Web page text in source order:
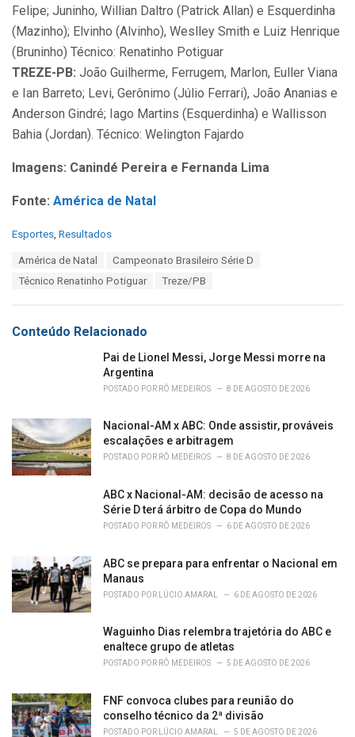
Felipe; Juninho, Willian Daltro (Patrick Allan) e Esquerdinha
(Mazinho); Elvinho (Alvinho), Weslley Smith e Luiz Henrique
(Bruninho) Técnico: Renatinho Potiguar
TREZE-PB: João Guilherme, Ferrugem, Marlon, Euller Viana
e Ian Barreto; Levi, Gerônimo (Júlio Ferrari), João Ananias e
Anderson Gindré; Iago Martins (Esquerdinha) e Wallisson
Bahia (Jordan). Técnico: Welington Fajardo
Imagens: Canindé Pereira e Fernanda Lima
Fonte: América de Natal
C
i
Esportes Resultados
América de Natal
Campeonato Brasileiro Série D
Técnico Renatinho Potiguar
Treze/PB
Conteúdo Relacionado
Pai de Lionel Messi, Jorge Messi morre na
Argentina
POSTADO POR RÔ MEDEIROS 8 DE AGOSTO DE 2026
Nacional-AM x ABC: Onde assistir, prováveis
escalações e arbitragem
POSTADO POR RÔ MEDEIROS 8 DE AGOSTO DE 2026
ABC x Nacional-AM: decisão de acesso na
Série D terá árbitro de Copa do Mundo
POSTADO POR RÔ MEDEIROS 6 DE AGOSTO DE 2026
ABC se prepara para enfrentar o Nacional em
Manaus
POSTADO POR LÚCIO AMARAL 6 DE AGOSTO DE 2026
Waguinho Dias relembra trajetória do ABC e
enaltece grupo de atletas
POSTADO POR RÔ MEDEIROS 5 DE AGOSTO DE 2026
FNF convoca clubes para reunião do
conselho técnico da 2ª divisão
POSTADO POR LÚCIO AMARAL 5 DE AGOSTO DE 2026